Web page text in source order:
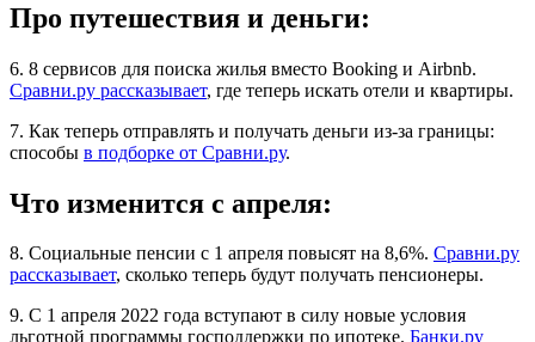
Про путешествия и деньги:
6. 8 сервисов для поиска жилья вместо Booking и Airbnb.
Сравни.ру рассказывает, где теперь искать отели и квартиры.
7. Как теперь отправлять и получать деньги из-за границы:
способы в подборке от Сравни.ру.
Что изменится с апреля:
8. Социальные пенсии с 1 апреля повысят на 8,6%. Сравни.ру
рассказывает, сколько теперь будут получать пенсионеры.
9. С 1 апреля 2022 года вступают в силу новые условия
льготной программы господдержки по ипотеке. Банки.ру